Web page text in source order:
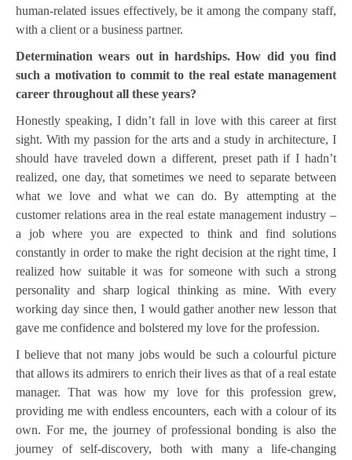
human-related issues effectively, be it among the company staff,
with a client or a business partner.
Determination wears out in hardships. How did you find
such a motivation to commit to the real estate management
career throughout all these years?
Honestly speaking, I didn’t fall in love with this career at first
sight. With my passion for the arts and a study in architecture, I
should have traveled down a different, preset path if I hadn’t
realized, one day, that sometimes we need to separate between
what we love and what we can do. By attempting at the
customer relations area in the real estate management industry –
a job where you are expected to think and find solutions
constantly in order to make the right decision at the right time, I
realized how suitable it was for someone with such a strong
personality and sharp logical thinking as mine. With every
working day since then, I would gather another new lesson that
gave me confidence and bolstered my love for the profession.
I believe that not many jobs would be such a colourful picture
that allows its admirers to enrich their lives as that of a real estate
manager. That was how my love for this profession grew,
providing me with endless encounters, each with a colour of its
own. For me, the journey of professional bonding is also the
journey of self-discovery, both with many a life-changing